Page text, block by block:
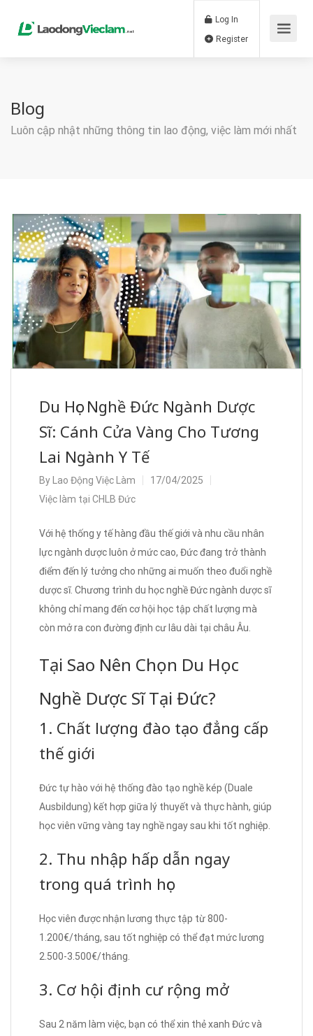
Log In
Blog
Luôn cập nhật những thông tin lao động, việc làm mới nhất
Du Học Nghề Đức Ngành Dược
Sĩ: Cánh Cửa Vàng Cho Tương
Lai Ngành Y Tế
By Lao Động Việc Làm
17/04/2025
Việc làm tại CHLB Đức
Với hệ thống y tế hàng đầu thế giới và nhu cầu nhân
lực ngành dược luôn ở mức cao, Đức đang trở thành
điểm đến lý tưởng cho những ai muốn theo đuổi nghề
dược sĩ. Chương trình du học nghề Đức ngành dược sĩ
không chỉ mang đến cơ hội học tập chất lượng mà
còn mở ra con đường định cư lâu dài tại châu Âu.
Tại Sao Nên Chọn Du Học
Nghề Dược Sĩ Tại Đức?
1. Chất lượng đào tạo đẳng cấp
thế giới
Đức tự hào với hệ thống đào tạo nghề kép (Duale
Ausbildung) kết hợp giữa lý thuyết và thực hành, giúp
học viên vững vàng tay nghề ngay sau khi tốt nghiệp.
2. Thu nhập hấp dẫn ngay
trong quá trình học
Học viên được nhận lương thực tập từ 800-
1.200€/tháng, sau tốt nghiệp có thể đạt mức lương
2.500-3.500€/tháng.
3. Cơ hội định cư rộng mở
Sau 2 năm làm việc, bạn có thể xin thẻ xanh Đức và